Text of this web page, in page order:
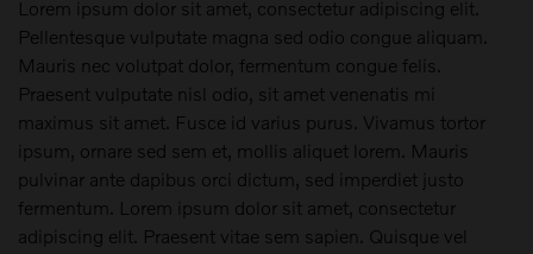
Lorem ipsum dolor sit amet, consectetur adipiscing elit.
Pellentesque vulputate magna sed odio congue aliquam.
Mauris nec volutpat dolor, fermentum congue felis.
Praesent vulputate nisl odio, sit amet venenatis mi
maximus sit amet. Fusce id varius purus. Vivamus tortor
ipsum, ornare sed sem et, mollis aliquet lorem. Mauris
pulvinar ante dapibus orci dictum, sed imperdiet justo
fermentum. Lorem ipsum dolor sit amet, consectetur
adipiscing elit. Praesent vitae sem sapien. Quisque vel